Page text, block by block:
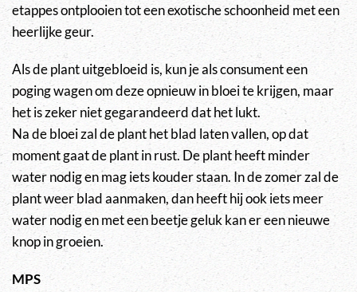
etappes ontplooien tot een exotische schoonheid met een
heerlijke geur.
Als de plant uitgebloeid is, kun je als consument een
poging wagen om deze opnieuw in bloei te krijgen, maar
het is zeker niet gegarandeerd dat het lukt.
Na de bloei zal de plant het blad laten vallen, op dat
moment gaat de plant in rust. De plant heeft minder
water nodig en mag iets kouder staan. In de zomer zal de
plant weer blad aanmaken, dan heeft hij ook iets meer
water nodig en met een beetje geluk kan er een nieuwe
knop in groeien.
MPS